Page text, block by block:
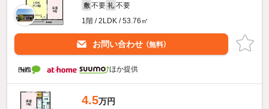
敷 不要 礼 不要
1階 / 2LDK / 53.76㎡
お問い合わせ （無料）
ほか提供
4.5万円